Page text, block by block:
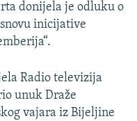
donijela je odluku o
inicijative
Radio televizija
unuk Draže
vajara iz Bijeljine